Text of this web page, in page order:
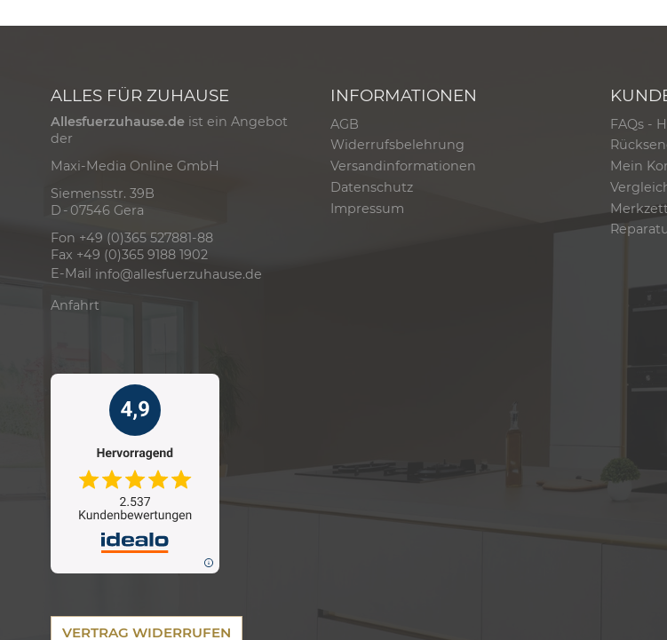
ALLES FÜR ZUHAUSE
Allesfuerzuhause.de ist ein Angebot
der
Maxi-Media Online GmbH
Siemensstr. 39B
D - 07546 Gera
Fon +49 (0)365 527881-88
Fax +49 (0)365 9188 1902
E-Mail info@allesfuerzuhause.de
Anfahrt
INFORMATIONEN
AGB
Widerrufsbelehrung
Versandinformationen
Datenschutz
Impressum
FAQs -
Mein
VERTRAG WIDERRUFEN